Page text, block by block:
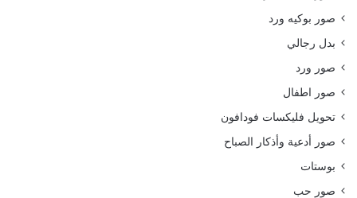
صور بوكيه ورد
بدل رجالي
صور ورد
صور اطفال
تحويل فليكسات فودافون
صور أدعية وأذكار الصباح
بوستات
صور حب